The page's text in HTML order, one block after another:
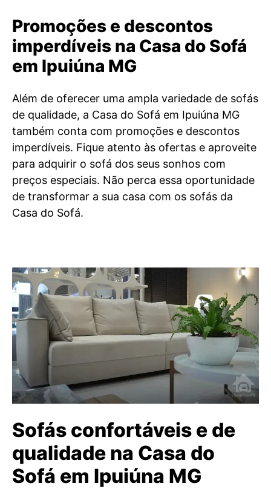
Promoções e descontos
imperdíveis na Casa do Sofá
em Ipuiúna MG
Além de oferecer uma ampla variedade de sofás
de qualidade, a Casa do Sofá em Ipuiúna MG
também conta com promoções e descontos
imperdíveis. Fique atento às ofertas e aproveite
para adquirir o sofá dos seus sonhos com
preços especiais. Não perca essa oportunidade
de transformar a sua casa com os sofás da
Casa do Sofá.
Sofás confortáveis e de
qualidade na Casa do
Sofá em Ipuiúna MG